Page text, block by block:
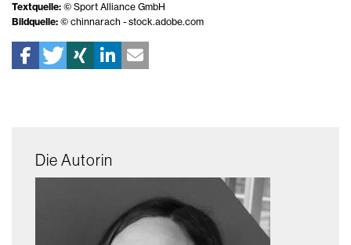
Textquelle: © Sport Alliance GmbH
Bildquelle: © chinnarach - stock.adobe.com
Die Autorin